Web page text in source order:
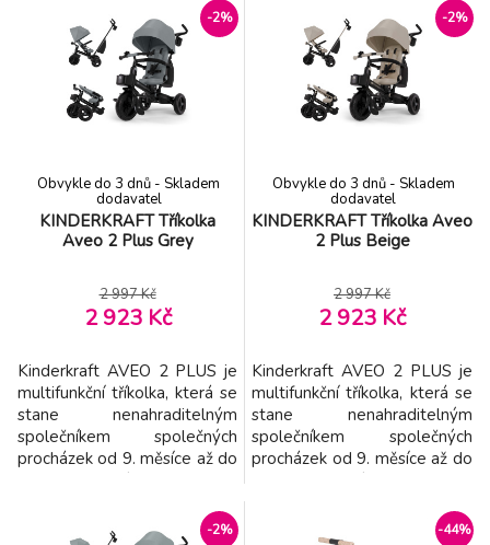
koordinaci. Tříkolka je ideální
pro objevování světa na
kolech a plynulý přechod na
šlapací kolo. 4v1 design –
snadno přeměníte tříkolku na
balanční odrážedlo
postupně přechází do
samostatné jízdy jako tříkolka
s pedály a odrážedlo. Díky
skládacímu provedení a
chytrým detailům je ideální i
na cestování. Pro maxi
-2%
KINDERKRAFT Tříkolka
Aveo 2 Plus Grey
Obvykle do 3 dnů - Skladem
dodavatel
2 997 Kč
2 923 Kč
Kinderkraft AVEO 2 PLUS je
multifunkční tříkolka, která se
stane nenahraditelným
společníkem společných
procházek od 9. měsíce až do
komfort rodiče, spojuje
-2%
KINDERKRAFT Tříkolka Aveo
2 Plus Beige
Obvykle do 3 dnů - Skladem
dodavatel
2 997 Kč
2 923 Kč
Kinderkraft AVEO 2 PLUS je
multifunkční tříkolka, která se
stane nenahraditelným
společníkem společných
procházek od 9. měsíce až do
komfort rodiče, spojuje
-2% -44%